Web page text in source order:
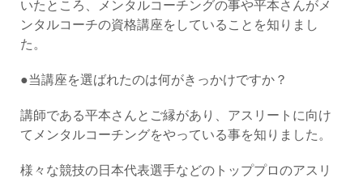
いたところ、メンタルコーチングの事や平本さんがメ
ンタルコーチの資格講座をしていることを知りまし
た。
●当講座を選ばれたのは何がきっかけですか？
講師である平本さんとご縁があり、アスリートに向け
てメンタルコーチングをやっている事を知りました。
様々な競技の日本代表選手などのトッププロのアスリ